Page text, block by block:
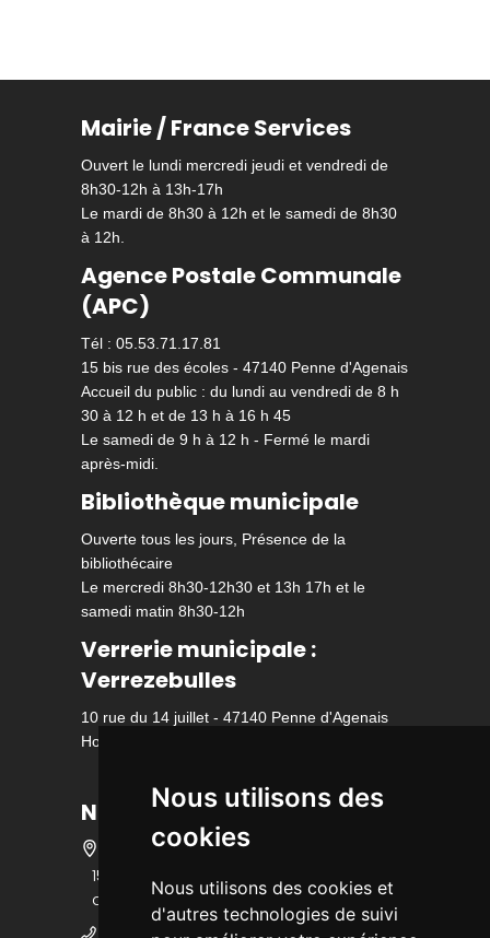
Nous utilisons des
cookies
Nous utilisons des cookies et
d'autres technologies de suivi
Mairie / France Services
Ouvert le lundi mercredi jeudi et vendredi de
8h30-12h à 13h-17h
Le mardi de 8h30 à 12h et le samedi de 8h30
à 12h.
Agence Postale Communale
(APC)
Tél : 05.53.71.17.81
15 bis rue des écoles - 47140 Penne d'Agenais
Accueil du public : du lundi au vendredi de 8 h
30 à 12 h et de 13 h à 16 h 45
Le samedi de 9 h à 12 h - Fermé le mardi
après-midi.
Bibliothèque municipale
Ouverte tous les jours, Présence de la
bibliothécaire
Le mercredi 8h30-12h30 et 13h 17h et le
samedi matin 8h30-12h
Verrerie municipale :
Verrezebulles
10 rue du 14 juillet - 47140 Penne d'Agenais
Horaire d'ouverture
Nous contacter
15 bis rue des écoles - 47140 Penne
d'Agenais